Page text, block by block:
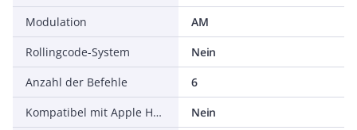
Modulation
AM
Rollingcode-System
Nein
Anzahl der Befehle
6
Kompatibel mit Apple HomeKit
Nein